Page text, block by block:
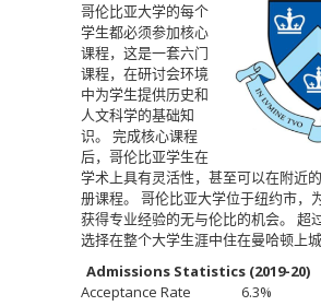
哥伦比亚大学的每个
学生都必须参加核心
课程，这是一套六门
课程，在研讨会环境
中为学生提供历史和
人文科学的基础知
识。
完成核心课程
后，哥伦比亚学生在
学术上具有灵活性，甚至可以在附近
册课程。
哥伦比亚大学位于纽约市，
获得专业经验的无与伦比的机会。
超
选择在整个大学生涯中住在曼哈顿上城
Admissions Statistics (2019-20)
Acceptance Rate
6.3%